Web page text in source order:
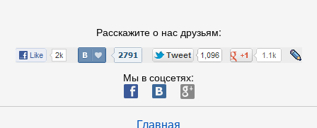
Расскажите о нас друзьям:
Мы в соцсетях:
ä æ è
Главная